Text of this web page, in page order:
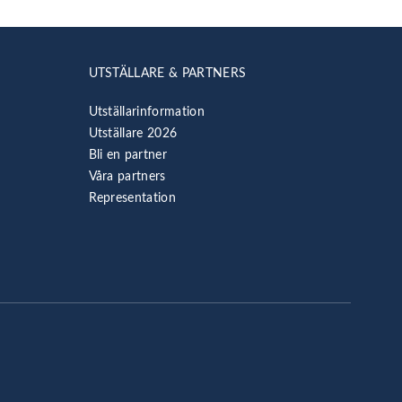
UTSTÄLLARE & PARTNERS
Utställarinformation
Utställare 2026
Bli en partner
Våra partners
Representation